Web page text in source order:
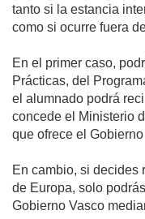
tanto si la estancia
como si ocurre fuera
En el primer caso,
Prácticas, del
el alumnado podrá
concede el Ministerio
que ofrece el
En cambio, si decides
de Europa, solo
Gobierno Vasco